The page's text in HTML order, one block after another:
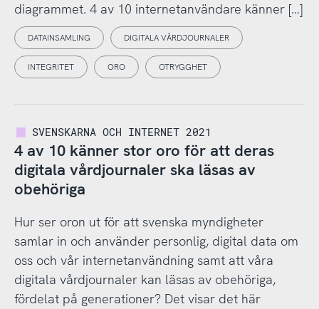
diagrammet. 4 av 10 internetanvändare känner […]
DATAINSAMLING DIGITALA VÅRDJOURNALER
INTEGRITET ORO OTRYGGHET
SVENSKARNA OCH INTERNET 2021
4 av 10 känner stor oro för att deras
digitala vårdjournaler ska läsas av
obehöriga
Hur ser oron ut för att svenska myndigheter
samlar in och använder personlig, digital data om
oss och vår internetanvändning samt att våra
digitala vårdjournaler kan läsas av obehöriga,
fördelat på generationer? Det visar det här